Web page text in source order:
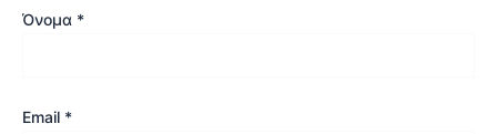
Όνομα *
Email *